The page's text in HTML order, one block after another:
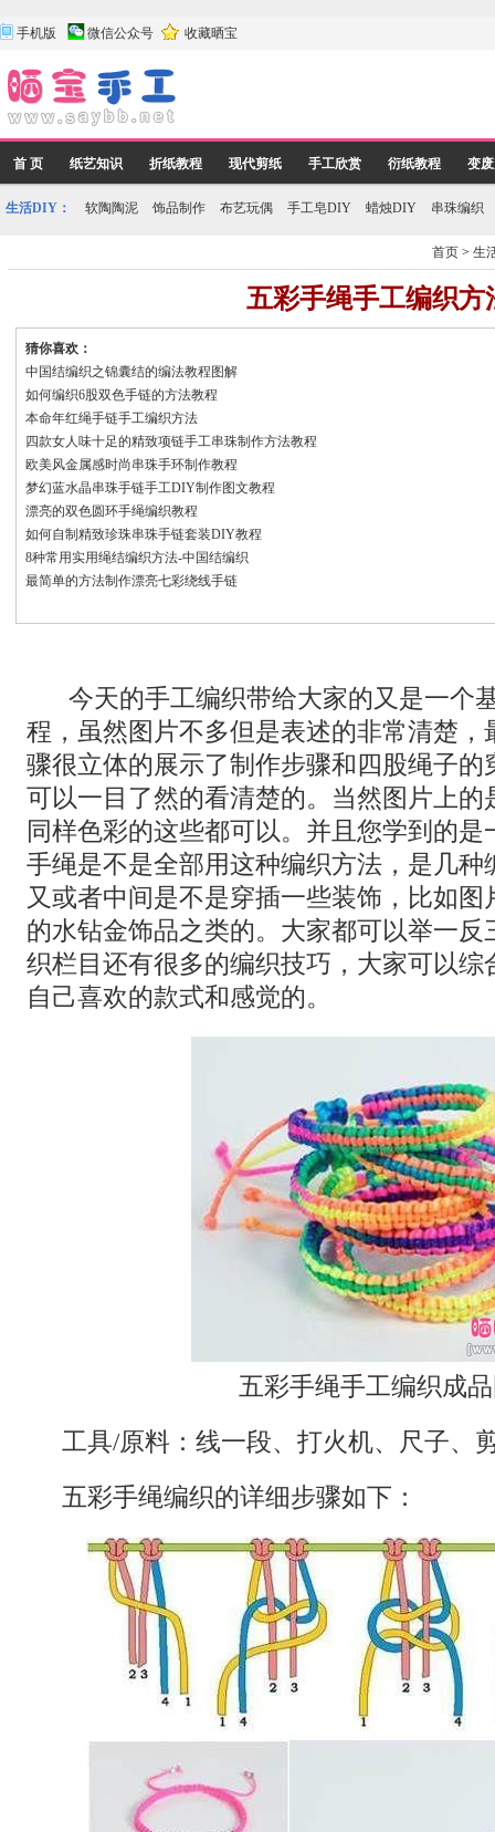
手机版 微信公众号 收藏晒宝
首 页 纸艺知识 折纸教程 现代剪纸 手工欣赏 衍纸教程 变
生活DIY： 软陶陶泥 饰品制作 布艺玩偶 手工皂DIY 蜡烛DIY 串珠编织
首页 >生
五彩手绳手工编织方
猜你喜欢：
中国结编织之锦囊结的编法教程图解
如何编织6股双色手链的方法教程
本命年红绳手链手工编织方法
四款女人味十足的精致项链手工串珠制作方法教程
欧美风金属感时尚串珠手环制作教程
梦幻蓝水晶串珠手链手工DIY制作图文教程
漂亮的双色圆环手绳编织教程
如何自制精致珍珠串珠手链套装DIY教程
8种常用实用绳结编织方法-中国结编织
最简单的方法制作漂亮七彩绕线手链
今天的手工编织带给大家的又是一个
程，虽然图片不多但是表述的非常清楚，
骤很立体的展示了制作步骤和四股绳子的
可以一目了然的看清楚的。当然图片上的
同样色彩的这些都可以。并且您学到的是
手绳是不是全部用这种编织方法，是几种
又或者中间是不是穿插一些装饰，比如图
的水钻金饰品之类的。大家都可以举一反
织栏目还有很多的编织技巧，大家可以综
自己喜欢的款式和感觉的。
五彩手绳手工编织成
工具/原料：线一段、打火机、尺子、
五彩手绳编织的详细步骤如下：